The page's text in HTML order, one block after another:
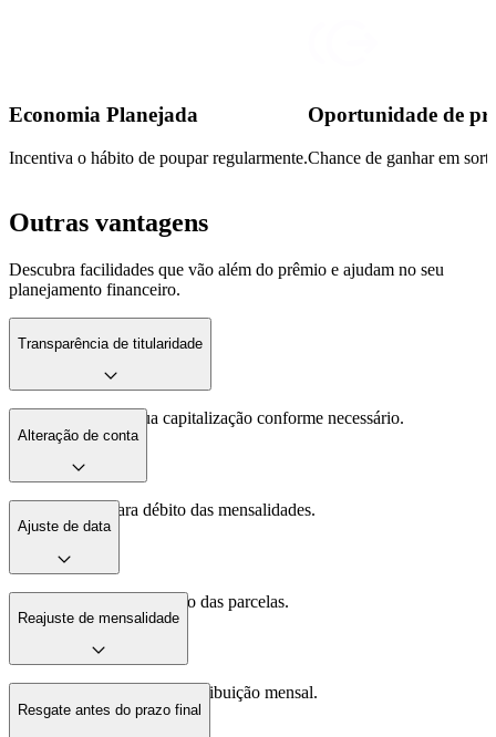
Economia Planejada
Incentiva o hábito de poupar regularmente.
Oportunidade de
Chance de ganhar em
Outras vantagens
Descubra facilidades que vão além do prêmio e ajudam no seu
planejamento financeiro.
Transparência de titularidade
Altere o titular da sua capitalização conforme necessário.
Alteração de conta
Mude a conta para débito das mensalidades.
Ajuste de data
Modifique a data de débito das parcelas.
Reajuste de mensalidade
Atualize o valor da sua contribuição mensal.
Resgate antes do prazo final